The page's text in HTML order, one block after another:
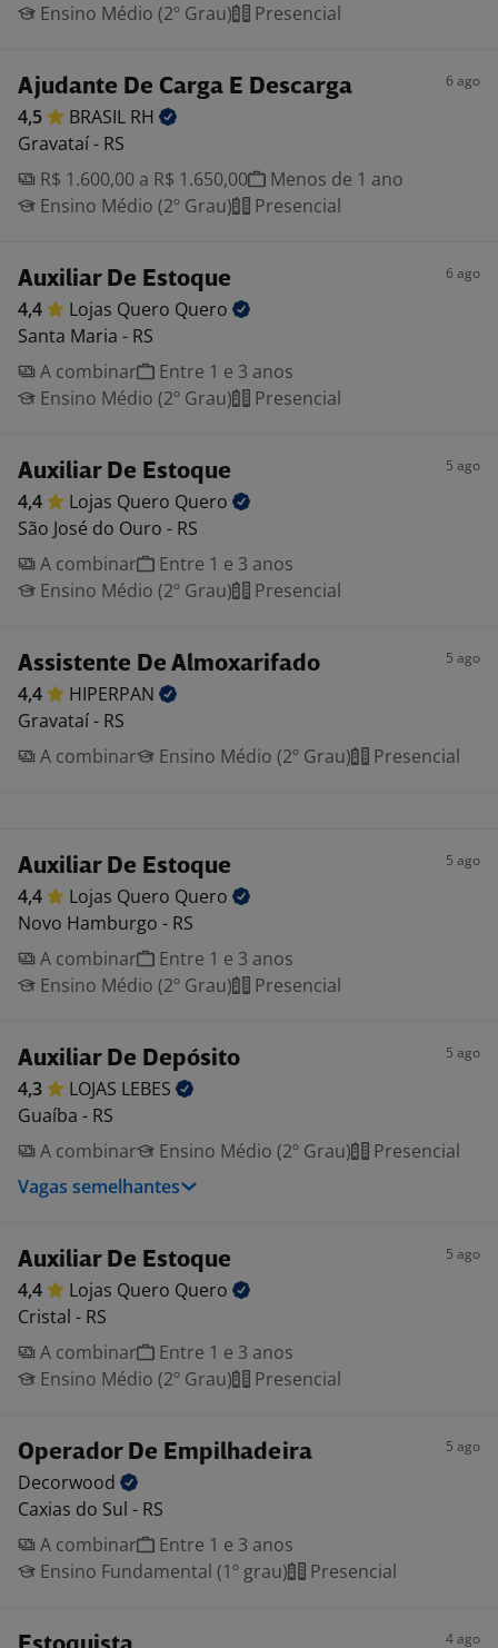
Ensino Médio (2º Grau)
Presencial
Ajudante De Carga E Descarga 6 ago
4,5 BRASIL RH
Gravataí - RS
R$ 1.600,00 a R$ 1.650,00
Menos de 1 ano
Ensino Médio (2º Grau)
Presencial
Auxiliar De Estoque 6 ago
4,4 Lojas Quero Quero
Santa Maria - RS
A combinar
Entre 1 e 3 anos
Ensino Médio (2º Grau)
Presencial
Auxiliar De Estoque 5 ago
4,4 Lojas Quero Quero
São José do Ouro - RS
A combinar
Entre 1 e 3 anos
Ensino Médio (2º Grau)
Presencial
Assistente De Almoxarifado 5 ago
4,4
HIPERPAN
Gravataí - RS
A combinar
Ensino Médio (2º Grau) Presencial
Auxiliar De Estoque 5 ago
4,4 Lojas Quero Quero
Novo Hamburgo - RS
A combinar
Entre 1 e 3 anos
Ensino Médio (2º Grau)
Presencial
Auxiliar De Depósito 5 ago
4,3 LOJAS LEBES
Guaíba - RS
A combinar
Ensino Médio (2º Grau)
Presencial
Vagas semelhantes
Auxiliar De Estoque 5 ago
4,4 Lojas Quero Quero
Cristal - RS
A combinar
Entre 1 e 3 anos
Ensino Médio (2º Grau)
Presencial
Operador De Empilhadeira 5 ago
Decorwood
Caxias do Sul - RS
A combinar
Entre 1 e 3 anos
Ensino Fundamental (1º grau)
Presencial
4 ago